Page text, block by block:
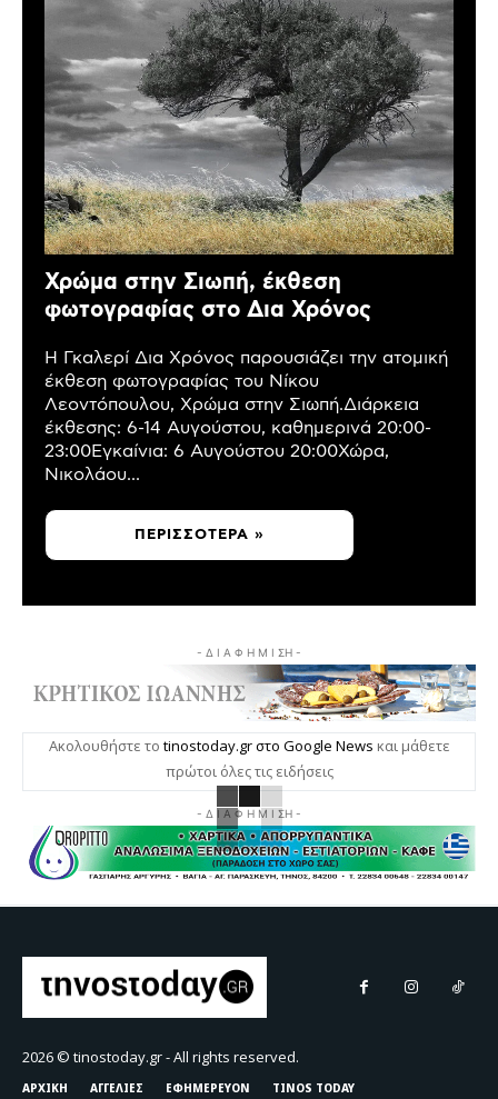
Χρώμα στην Σιωπή, έκθεση
φωτογραφίας στο Δια Χρόνος
Η Γκαλερί Δια Χρόνος παρουσιάζει την ατομική
έκθεση φωτογραφίας του Νίκου
Λεοντόπουλου, Χρώμα στην Σιωπή.Διάρκεια
έκθεσης: 6-14 Αυγούστου, καθημερινά 20:00-
23:00Εγκαίνια: 6 Αυγούστου 20:00Χώρα,
Νικολάου...
ΠΕΡΙΣΣΌΤΕΡΑ »
- Δ Ι Α Φ Η Μ Ι ΣΗ -
Ακολουθήστε το tinostoday.gr στο Google News και μάθετε
πρώτοι όλες τις ειδήσεις
- Δ Ι Α Φ Η Μ Ι ΣΗ -
2026 © tinostoday.gr - All rights reserved.
ΑΡΧΙΚΗ ΑΓΓΕΛΙΕΣ ΕΦΗΜΕΡΕΥΟΝ TINOS TODAY